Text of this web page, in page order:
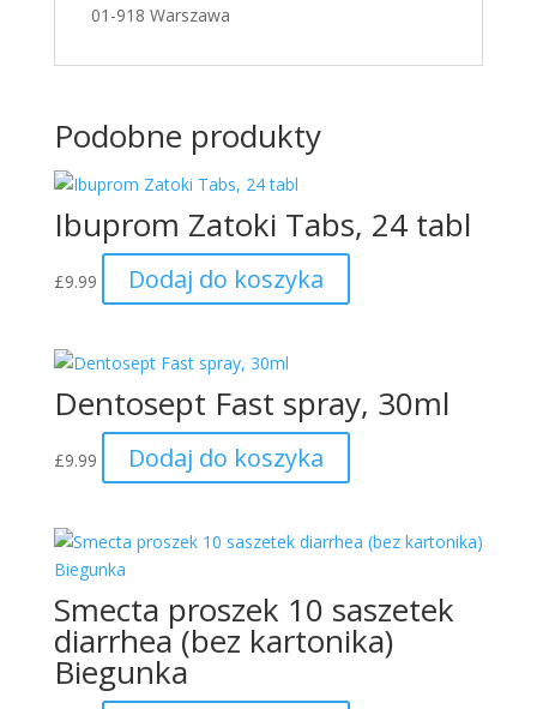
01-918 Warszawa
Podobne produkty
Ibuprom Zatoki Tabs, 24 tabl
£9.99 Dodaj do koszyka
Dentosept Fast spray, 30ml
£9.99 Dodaj do koszyka
Smecta proszek 10 saszetek
diarrhea (bez kartonika)
Biegunka